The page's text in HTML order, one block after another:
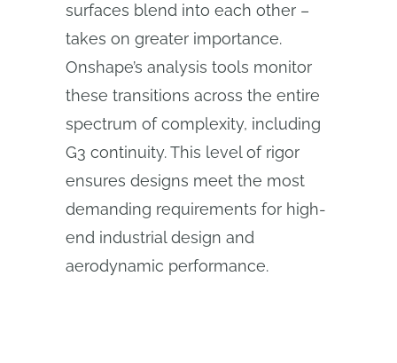
surfaces blend into each other –
takes on greater importance.
Onshape’s analysis tools monitor
these transitions across the entire
spectrum of complexity, including
G3 continuity. This level of rigor
ensures designs meet the most
demanding requirements for high-
end industrial design and
aerodynamic performance.